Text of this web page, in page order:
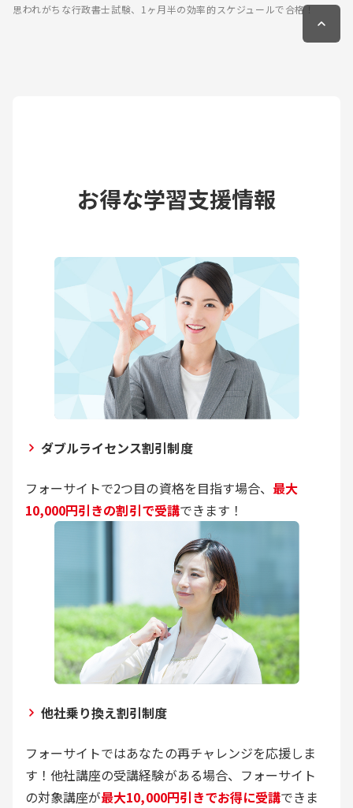
思われがちな行政書士試験、1ヶ月半の効率的スケジュールで合格！
お得な学習支援情報
ダブルライセンス割引制度
フォーサイトで2つ目の資格を目指す場合、 最大
10,000円引きの割引で受講できます！
他社乗り換え割引制度
フォーサイトではあなたの再チャレンジを応援しま
す！他社講座の受講経験がある場合、フォーサイト
の対象講座が最大10,000円引きでお得に受講できま